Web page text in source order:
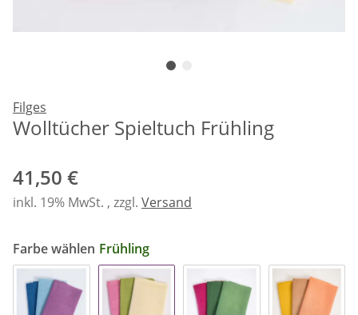
Filges
Wolltücher Spieltuch Frühling
41,50 €
inkl. 19% MwSt. , zzgl. Versand
Farbe wählen Frühling